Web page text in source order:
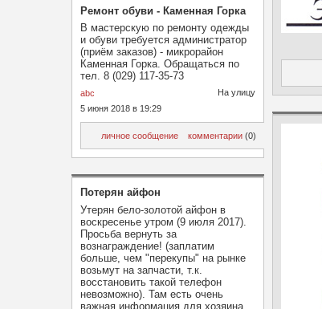
Ремонт обуви - Каменная Горка
В мастерскую по ремонту одежды
и обуви требуется администратор
(приём заказов) - микрорайон
Каменная Горка. Обращаться по
тел. 8 (029) 117-35-73
abc
На улицу
5 июня 2018 в 19:29
личное сообщение комментарии (0)
Потерян айфон
Утерян бело-золотой айфон в
воскресенье утром (9 июля 2017).
Просьба вернуть за
вознаграждение! (заплатим
больше, чем "перекупы" на рынке
возьмут на запчасти, т.к.
восстановить такой телефон
невозможно). Там есть очень
важная информация для хозяина.